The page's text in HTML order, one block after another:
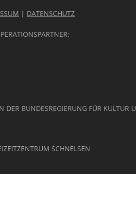
| DATENSCHUTZ
DER BUNDESREGIERUNG FÜR KULTUR
SCHNELSEN